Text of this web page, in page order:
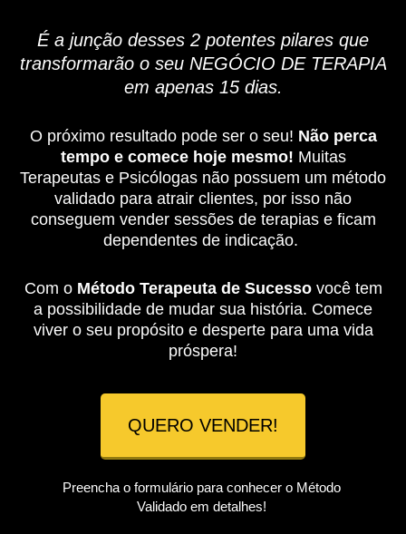
É a junção desses 2 potentes pilares que
transformarão o seu NEGÓCIO DE TERAPIA
em apenas 15 dias.
O próximo resultado pode ser o seu! Não perca
tempo e comece hoje mesmo! Muitas
Terapeutas e Psicólogas não possuem um método
validado para atrair clientes, por isso não
conseguem vender sessões de terapias e ficam
dependentes de indicação.
Com o Método Terapeuta de Sucessovocê tem
a possibilidade de mudar sua história. Comece
viver o seu propósito e desperte para uma vida
próspera!
QUERO VENDER!
Preencha o formulário para conhecer o Método
Validado em detalhes!